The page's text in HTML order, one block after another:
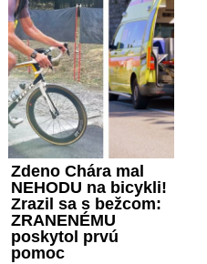
Zdeno Chára mal
NEHODU na bicykli!
Zrazil sa s bežcom:
ZRANENÉMU
poskytol prvú
pomoc